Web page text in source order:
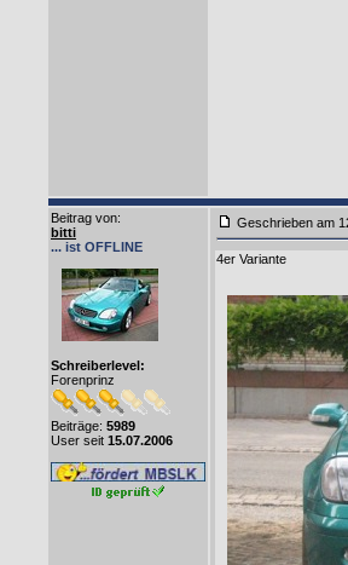
Beitrag von:
bitti
... ist OFFLINE
Schreiberlevel:
Forenprinz
Beiträge: 5989
User seit 15.07.2006
Geschrieben am
4er Variante